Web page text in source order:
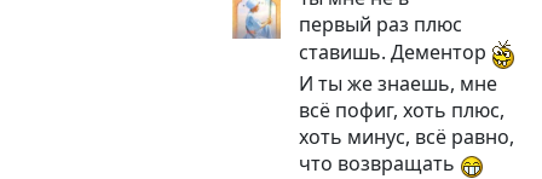
первый раз плюс
ставишь. Дементор
И ты же знаешь, мне
всё пофиг, хоть плюс,
хоть минус, всё равно,
что возвращать